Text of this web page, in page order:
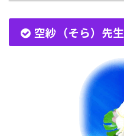
空紗（そら）先生